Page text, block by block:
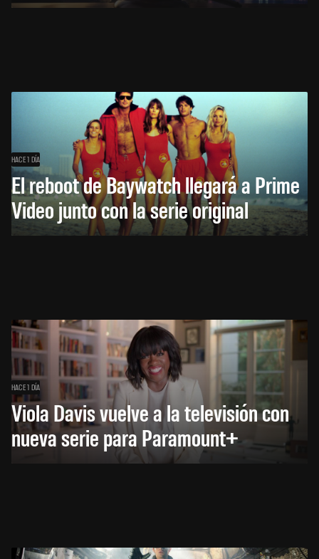
HACE 1 DÍA
El reboot de Baywatch llegará a Prime
Video junto con la serie original
HACE 1 DÍA
Viola Davis vuelve a la televisión con
nueva serie para Paramount+